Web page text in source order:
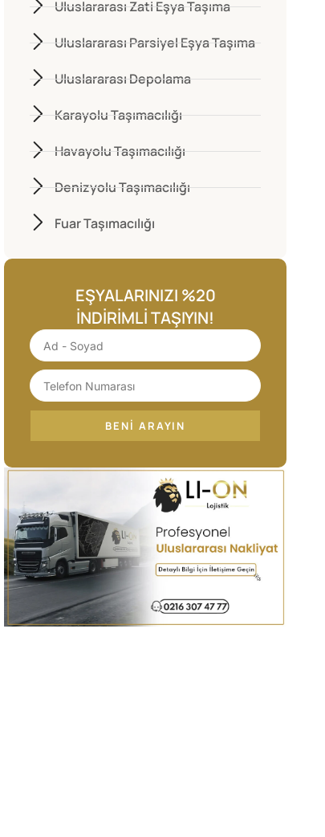
Uluslararası Zati Eşya Taşıma
Uluslararası Parsiyel Eşya Taşıma
Uluslararası Depolama
Karayolu Taşımacılığı
Havayolu Taşımacılığı
Denizyolu Taşımacılığı
Fuar Taşımacılığı
EŞYALARINIZI %20
İNDIRIMLI TAŞIYIN!
BENI ARAYIN